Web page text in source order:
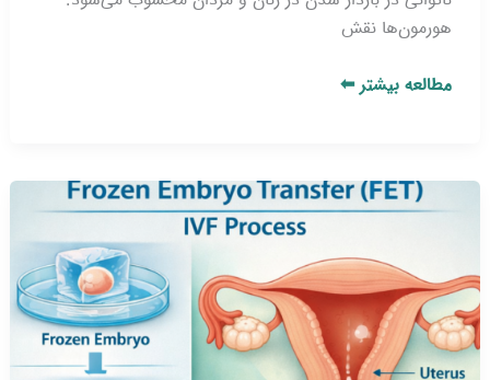
هورمون‌ها نقش
مطالعه بیشتر ⬅
انتقال
چیست؟
بررسی
مراحل،
مزایا